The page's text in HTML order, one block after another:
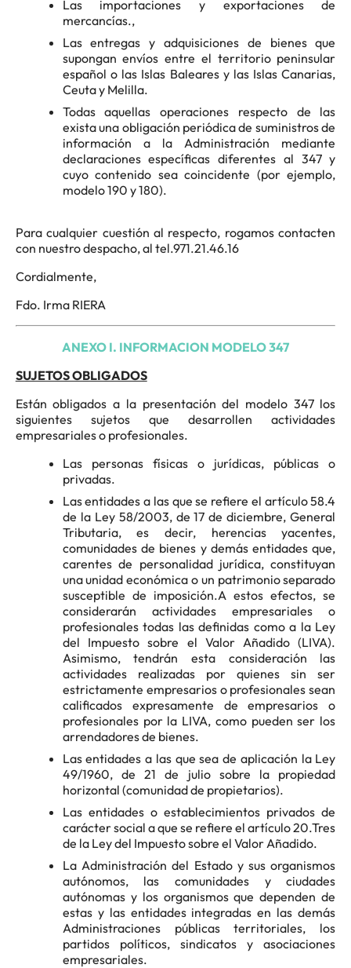
Las importaciones y exportaciones de
mercancías.,
Las entregas y adquisiciones de bienes que
supongan envíos entre el territorio peninsular
español o las Islas Baleares y las Islas Canarias,
Ceuta y Melilla.
Todas aquellas operaciones respecto de las
exista una obligación periódica de suministros de
información a la Administración mediante
declaraciones específicas diferentes al 347 y
cuyo contenido sea coincidente (por ejemplo,
modelo 190 y 180).
Para cualquier cuestión al respecto, rogamos contacten
con nuestro despacho, al tel.971.21.46.16
Cordialmente,
Fdo. Irma RIERA
ANEXO I. INFORMACION MODELO 347
SUJETOS OBLIGADOS
Están obligados a la presentación del modelo 347 los
siguientes sujetos que desarrollen actividades
empresariales o profesionales.
Las personas físicas o jurídicas, públicas o
privadas.
Las entidades a las que se refiere el artículo 58.4
de la Ley 58/2003, de 17 de diciembre, General
Tributaria, es decir, herencias yacentes,
comunidades de bienes y demás entidades que,
carentes de personalidad jurídica, constituyan
una unidad económica o un patrimonio separado
susceptible de imposición.A estos efectos, se
considerarán actividades empresariales o
profesionales todas las definidas como a la Ley
del Impuesto sobre el Valor Añadido (LIVA).
Asimismo, tendrán esta consideración las
actividades realizadas por quienes sin ser
estrictamente empresarios o profesionales sean
calificados expresamente de empresarios o
profesionales por la LIVA, como pueden ser los
arrendadores de bienes.
Las entidades a las que sea de aplicación la Ley
49/1960, de 21 de julio sobre la propiedad
horizontal (comunidad de propietarios).
Las entidades o establecimientos privados de
carácter social a que se refiere el artículo 20.Tres
de la Ley del Impuesto sobre el Valor Añadido.
La Administración del Estado y sus organismos
autónomos, las comunidades y ciudades
autónomas y los organismos que dependen de
estas y las entidades integradas en las demás
Administraciones públicas territoriales, los
partidos políticos, sindicatos y asociaciones
empresariales.